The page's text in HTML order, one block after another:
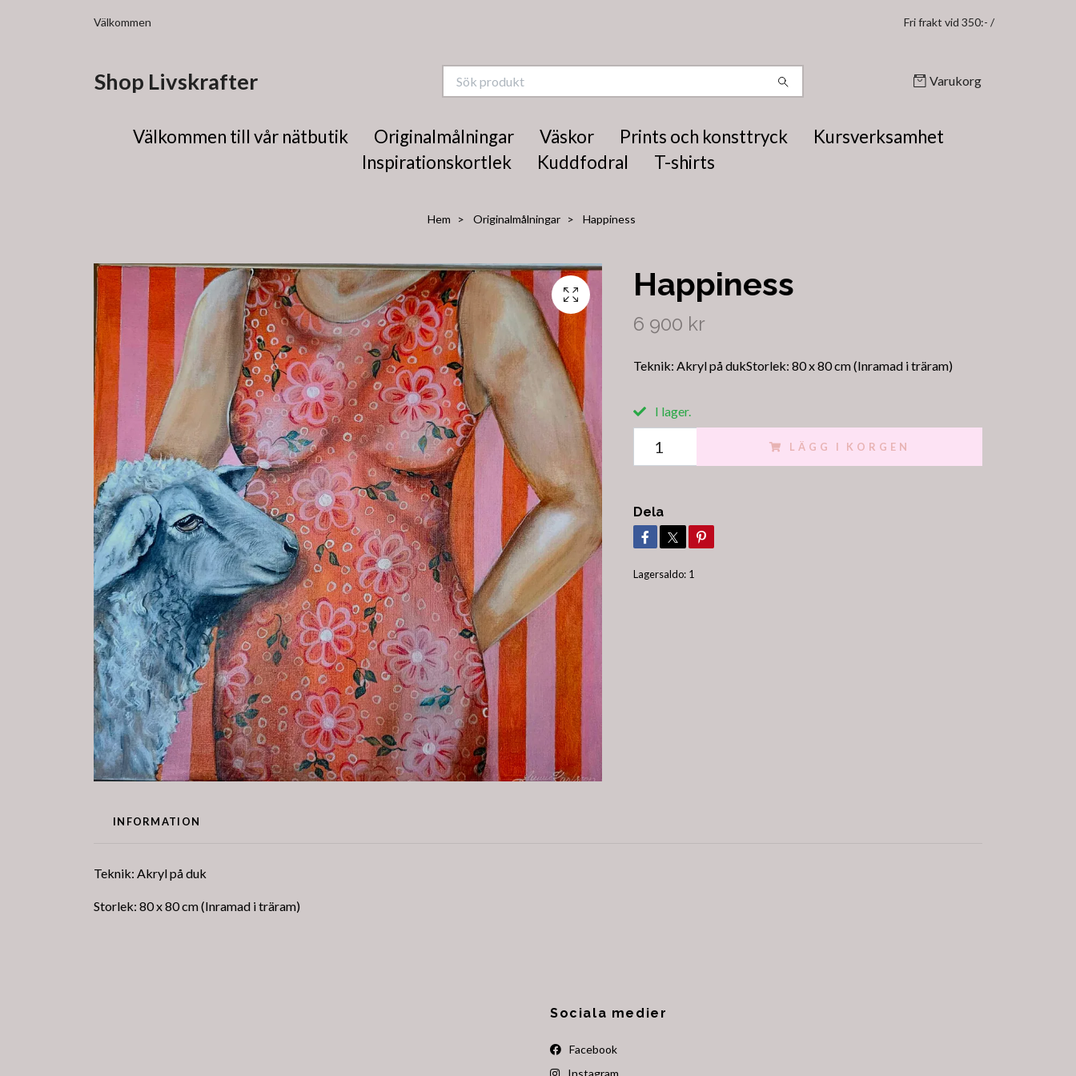
Välkommen Fri frakt vid 350:- /
Shop Livskrafter Varukorg
Välkommen till vår nätbutik Originalmålningar Väskor Prints och konsttryck
Kursverksamhet
Inspirationskortlek
Kuddfodral T-shirts
Hem Originalmålningar Happiness
Happiness
6 900 kr
Teknik: Akryl på dukStorlek: 80 x 80 cm (Inramad i träram)
I lager.
LÄGG I KORGEN
Dela
Lagersaldo: 1
INFORMATION
Teknik: Akryl på duk
Storlek: 80 x 80 cm (Inramad i träram)
Sociala medier
Facebook